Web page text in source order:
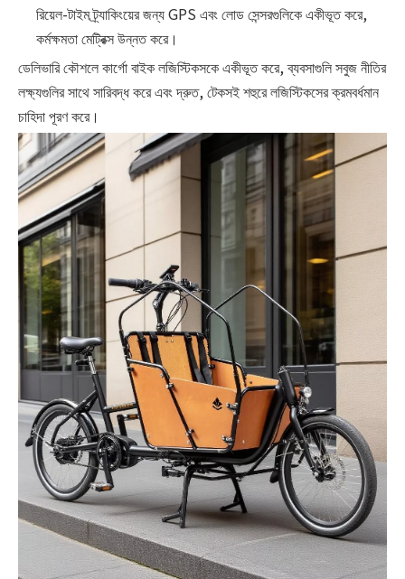
রিয়েল-টাইম ট্র্যাকিংয়ের জন্য GPS এবং লোড সেন্সরগুলিকে একীভূত করে,
কর্মক্ষমতা মেট্রিক্স উন্নত করে।
ডেলিভারি কৌশলে কার্গো বাইক লজিস্টিকসকে একীভূত করে, ব্যবসাগুলি সবুজ নীতির
লক্ষ্যগুলির সাথে সারিবদ্ধ করে এবং দ্রুত, টেকসই শহুরে লজিস্টিকসের ক্রমবর্ধমান
চাহিদা পূরণ করে।